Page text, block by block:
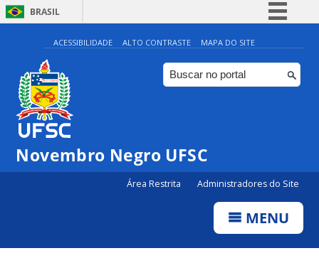
BRASIL
Simplifique!
Comunica BR
Participe
ACESSIBILIDADE ALTO CONTRASTE MAPA DO SITE
Novembro Negro UFSC
Área Restrita Administradores do Site
MENU